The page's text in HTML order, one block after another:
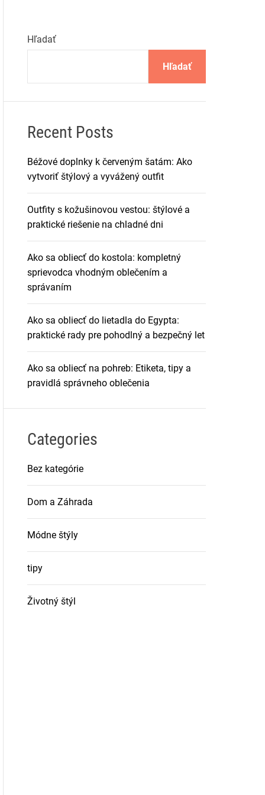
Hľadať
Hľadať
Recent Posts
Béžové doplnky k červeným šatám: Ako
vytvoriť štýlový a vyvážený outfit
Outfity s kožušinovou vestou: štýlové a
praktické riešenie na chladné dni
Ako sa obliecť do kostola: kompletný
sprievodca vhodným oblečením a
správaním
Ako sa obliecť do lietadla do Egypta:
praktické rady pre pohodlný a bezpečný let
Ako sa obliecť na pohreb: Etiketa, tipy a
pravidlá správneho oblečenia
Categories
Bez kategórie
Dom a Záhrada
Módne štýly
tipy
Životný štýl